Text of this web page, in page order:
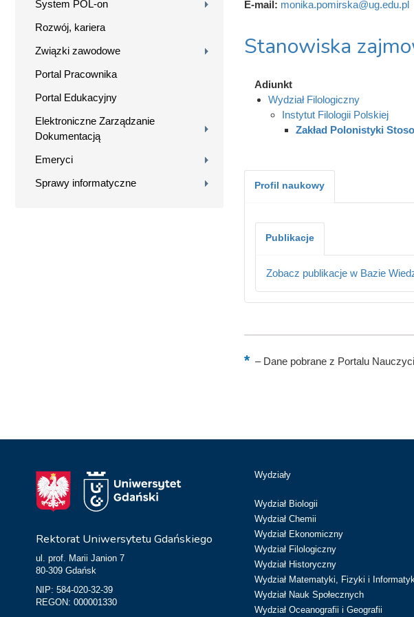
System POL-on
Rozwój, kariera
Związki zawodowe
Portal Pracownika
Portal Edukacyjny
Elektroniczne Zarządzanie
Dokumentacją
Emeryci
Sprawy informatyczne
E-mail: monika.pomirska@ug.edu.pl
Stanowiska
Adiunkt
Wydział Filologiczny
Instytut Filologii Polskiej
Zakład Polonistyki
Profil naukowy
Publikacje
Zobacz publikacje w Bazie
–Dane pobrane z Portalu
Rektorat Uniwersytetu Gdańskiego
ul. prof. Marii Janion 7
80-309 Gdańsk
NIP: 584-020-32-39
REGON: 000001330
Wydziały
Wydział Biologii
Wydział Chemii
Wydział Ekonomiczny
Wydział Filologiczny
Wydział Historyczny
Wydział Matematyki, Fizyki i
Wydział Nauk Społecznych
Wydział Oceanografii i Geografii